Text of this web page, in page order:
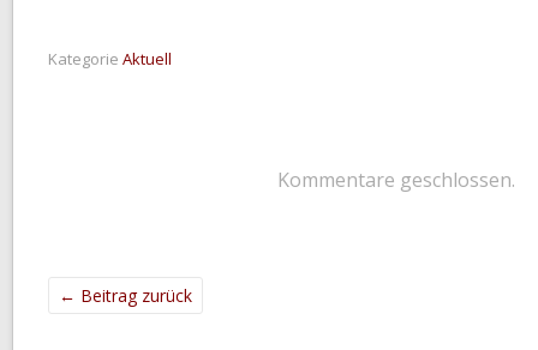
Kategorie Aktuell
Kommentare geschlossen.
← Beitrag zurück